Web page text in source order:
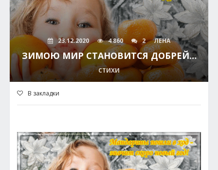
23.12.2020 4 860 2 ЛЕНА
ЗИМОЮ МИР СТАНОВИТСЯ ДОБРЕЙ…
СТИХИ
В закладки